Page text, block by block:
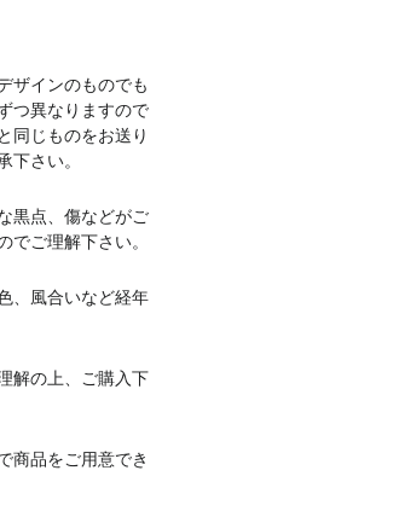
ザインのものでも
つ異なりますので
同じものをお送り
さい。
黒点、傷などがご
ご理解下さい。
、風合いなど経年
解の上、ご購入下
商品をご用意でき